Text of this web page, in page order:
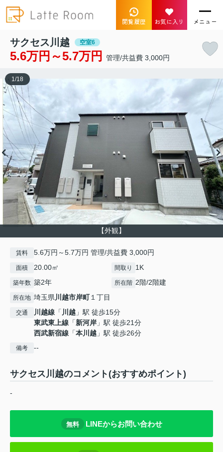
閲覧履歴 お気に入り メニュー
サクセス川越 空室6
5.6万円～5.7万円 管理/共益費 3,000円
【外観】
1 /18
賃料 5.6万円～5.7万円 管理/共益費 3,000円
面積 20.00㎡ 間取り 1K
築年数 築2年 所在階 2階/2階建
所在地 埼玉県川越市岸町１丁目
交通 川越線 「 川越 」駅 徒歩15分
東武東上線 「新河岸 」駅 徒歩21分
西武新宿線 「本川越 」駅 徒歩26分
備考 --
サクセス川越のコメント(おすすめポイント)
-
無料 LINEからお問い合わせ